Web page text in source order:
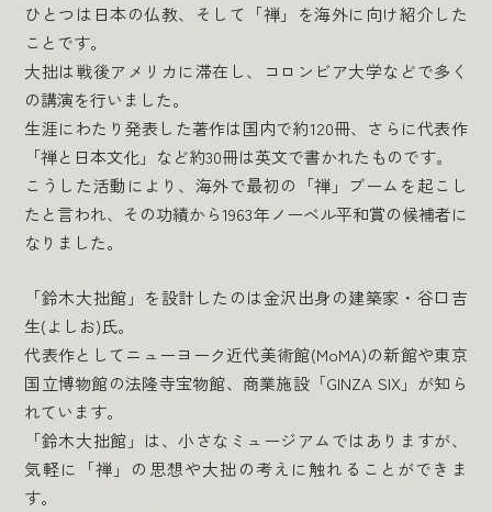
ひとつは日本の仏教、そして「禅」を海外に向け紹介した
ことです。
大拙は戦後アメリカに滞在し、コロンビア大学などで多く
の講演を行いました。
生涯にわたり発表した著作は国内で約120冊、さらに代表作
「禅と日本文化」など約30冊は英文で書かれたものです。
こうした活動により、海外で最初の「禅」ブームを起こし
たと言われ、その功績から1963年ノーベル平和賞の候補者に
なりました。
「鈴木大拙館」を設計したのは金沢出身の建築家・谷口吉
生(よしお)氏。
代表作としてニューヨーク近代美術館(MoMA)の新館や東京
国立博物館の法隆寺宝物館、商業施設「GINZA SIX」が知ら
れています。
「鈴木大拙館」は、小さなミュージアムではありますが、
気軽に「禅」の思想や大拙の考えに触れることができま
す。